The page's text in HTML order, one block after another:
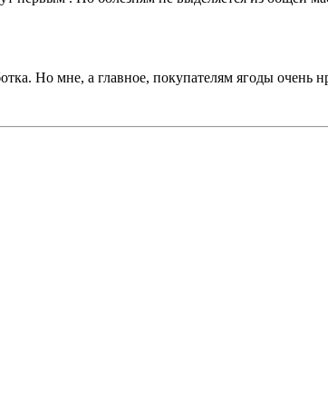
Но мне, а главное, покупателям ягоды очень